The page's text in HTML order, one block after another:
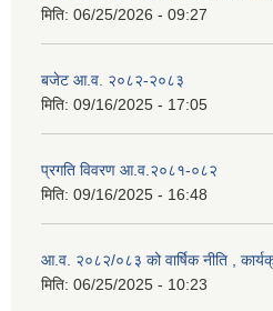
मिति: 06/25/2026 - 09:27
बजेट आ.व. २०८२-२०८३
मिति: 09/16/2025 - 17:05
प्रगति विवरण आ.व.२०८१-०८२
मिति: 09/16/2025 - 16:48
आ.व. २०८२/०८३ को वार्षिक नीति ,
मिति: 06/25/2025 - 10:23